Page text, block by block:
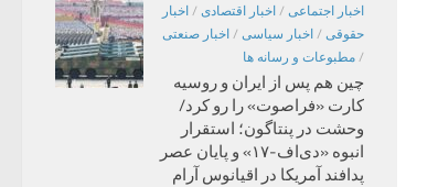
اخبار اجتماعی / اخبار اقتصادی / اخبار
حقوقی / اخبار سیاسی / اخبار صنعتی
/ مطبوعات و رسانه ها
چین هم پس از ایران و روسیه
کارت «فراصوت» را رو کرد/
وحشت در پنتاگون؛ استقرار
انبوه «دی‌اف‑۱۷» و پایان عصر
پدافند آمریکا در اقیانوس آرام